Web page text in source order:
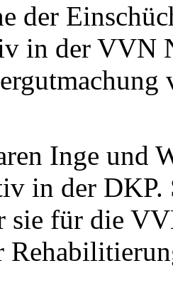
der
in der VVN
Inge und
in der DKP.
sie für die